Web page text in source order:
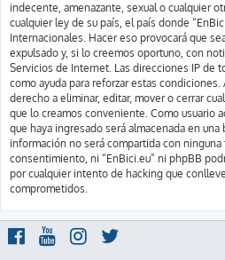
indecente, amenazante, sexual o cualquier
cualquier ley de su país, el país donde
Internacionales. Hacer eso provocará que
expulsado y, si lo creemos oportuno, con
Servicios de Internet. Las direcciones IP de
como ayuda para reforzar estas condiciones.
derecho a eliminar, editar, mover o cerrar
que lo creamos conveniente. Como usuario
que haya ingresado será almacenada en
información no será compartida con
consentimiento, ni “EnBici.eu” ni phpBB
por cualquier intento de hacking que
comprometidos.